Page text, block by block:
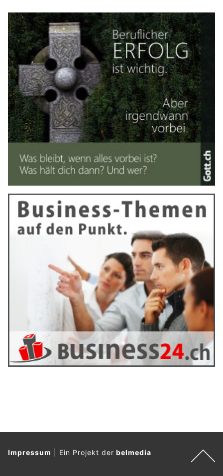
Impressum Ein Projekt derbelmedia